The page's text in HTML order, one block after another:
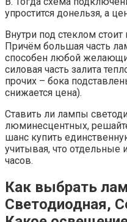
упростится донельзя, а
Внутри под стеклом
Причём большая часть
способен любой
силовая часть залита
прочих – бока
снижается цена).
Ставить ли лампы
люминесцентных,
шанс купить
учитывая, что отдельные
часов.
Как выбрать
Светодиодная,